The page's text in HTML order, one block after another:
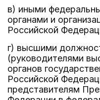
в) иными
органами и
Российской
г) высшими
(руководителями
органов
Российской
представителям